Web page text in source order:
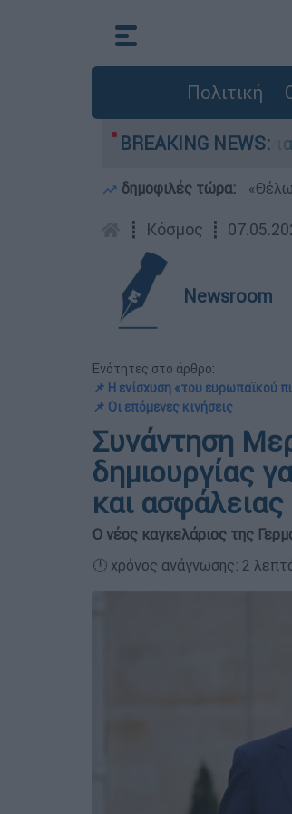
Πολιτική
BREAKING NEWS:
όροι της Τεχεράνης για τα
δημοφιλές τώρα:
┋ Κόσμος ┋
Newsroom
Ενότητες στο άρθρο:
📌 Η ενίσχυση «του ευρωπαϊκού
📌 Οι επόμενες κινήσεις
Συνάντηση
δημιουργίας
και ασφάλειας
Ο νέος καγκελάριος της
🕛 χρόνος ανάγνωσης: 2